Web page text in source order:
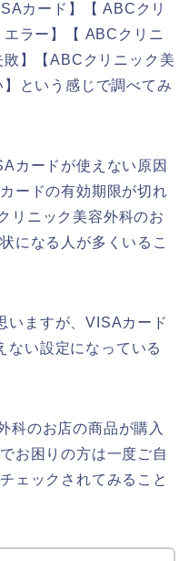
カード】【 ABCクリ
ラー】【 ABCクリニ
】【ABCクリニック美
という感じで調べてみ
カードが使えない原因
ードの有効期限が切れ
リニック美容外科のお
になる人が多くいるこ
いますが、VISAカード
ない設定になっている
科のお店の商品が購入
お困りの方は一度ご自
ェックされてみること